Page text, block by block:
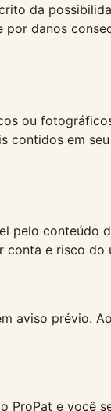
da
danos
ou
em
pelo conteúdo
conta e risco do
aviso prévio.
e você